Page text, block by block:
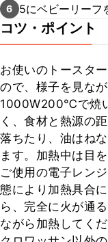
6 5にベビーリーフ
コツ・ポイント
お使いのトースタ
ので、様子を見な
1000W200℃で焼
く、食材と熱源の
落ちたり、油はね
ます。加熱中は目
ご使用の電子レン
態により加熱具合
ら、完全に火が通
ながら加熱してくだ